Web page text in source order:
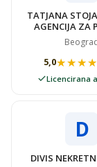
TATJANA
AGENCIJA ZA
STAN
5,0
Licencirana
D
DIVIS